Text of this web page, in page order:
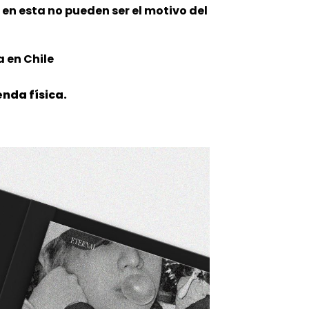
esta no pueden ser el motivo del
en Chile
física.